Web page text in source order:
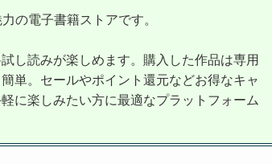
の電子書籍ストアです。
し読みが楽しめます。購入した作品は専用
単。セールやポイント還元などお得なキャ
に楽しみたい方に最適なプラットフォーム